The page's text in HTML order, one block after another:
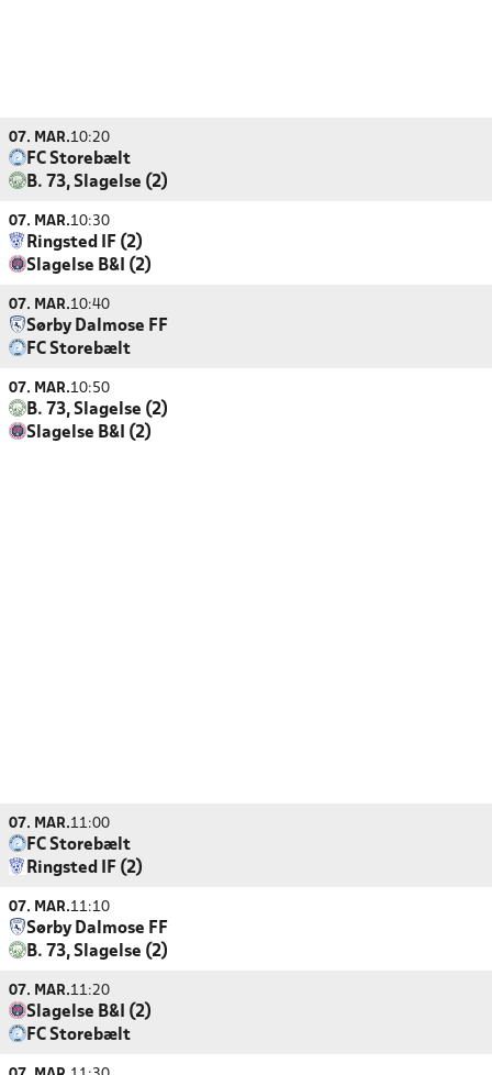
07. MAR.10:20
FC Storebælt
B. 73, Slagelse (2)
07. MAR.10:30
Ringsted IF (2)
Slagelse B&I (2)
07. MAR.10:40
Sørby Dalmose FF
FC Storebælt
07. MAR.10:50
B. 73, Slagelse (2)
Slagelse B&I (2)
07. MAR.11:00
FC Storebælt
Ringsted IF (2)
07. MAR.11:10
Sørby Dalmose FF
B. 73, Slagelse (2)
07. MAR.11:20
Slagelse B&I (2)
FC Storebælt